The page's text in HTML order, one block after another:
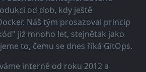
od dob, kdy ještě
Náš tým prosazoval princip
již mnoho let, stejnětak jako
to, čemu se dnes říká GitOps.
interně od roku 2012 a